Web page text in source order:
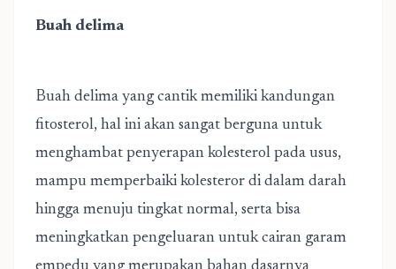
Buah delima
Buah delima yang cantik memiliki kandungan
fitosterol, hal ini akan sangat berguna untuk
menghambat penyerapan kolesterol pada usus,
mampu memperbaiki kolesteror di dalam darah
hingga menuju tingkat normal, serta bisa
meningkatkan pengeluaran untuk cairan garam